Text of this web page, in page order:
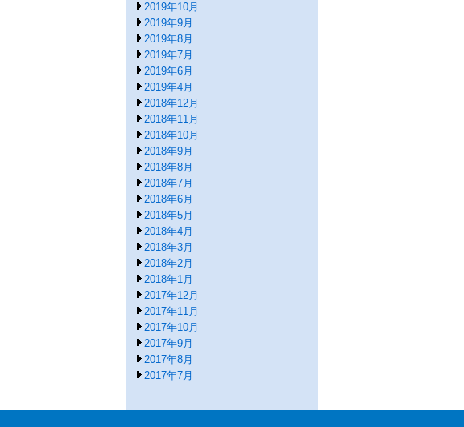
2019年10月
2019年9月
2019年8月
2019年7月
2019年6月
2019年4月
2018年12月
2018年11月
2018年10月
2018年9月
2018年8月
2018年7月
2018年6月
2018年5月
2018年4月
2018年3月
2018年2月
2018年1月
2017年12月
2017年11月
2017年10月
2017年9月
2017年8月
2017年7月